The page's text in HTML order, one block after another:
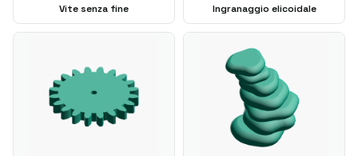
Vite senza fine Ingranaggio elicoidale